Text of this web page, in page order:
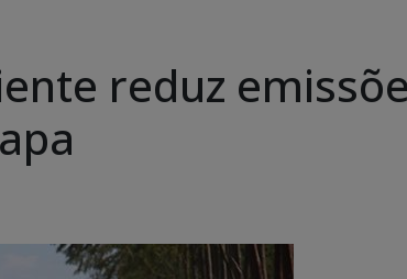
reduz